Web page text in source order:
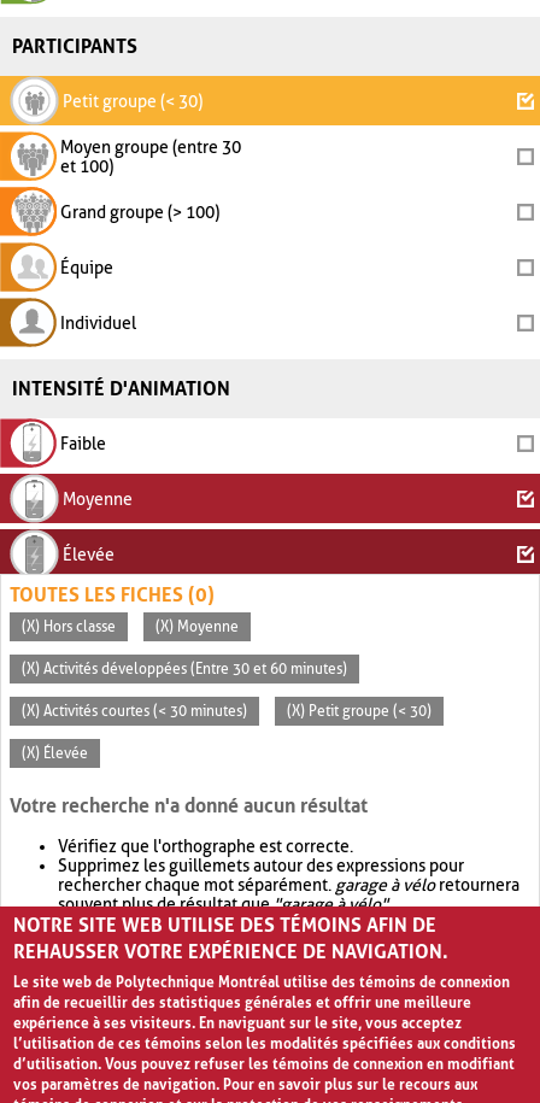
PARTICIPANTS
Petit groupe (< 30)
Moyen groupe (entre 30
et 100)
Grand groupe (> 100)
Équipe
Individuel
INTENSITÉ D'ANIMATION
Faible
Moyenne
Élevée
TOUTES LES FICHES (0)
(X) Hors classe (X) Moyenne
(X) Activités développées (Entre 30 et 60 minutes)
(X) Activités courtes (< 30 minutes) (X) Petit groupe (< 30)
(X) Élevée
Votre recherche n'a donné aucun résultat
Vérifiez que l'orthographe est correcte.
Supprimez les guillemets autour des expressions pour
rechercher chaque mot séparément. garage à véloretournera
souvent plus de résultat que"garage à vélo".
Envisagez d'élargir votre recherche avec OR.garage OR vélo
retournera souvent plus de résultat quegarage à vélo
NOTRE SITE WEB UTILISE DES TÉMOINS AFIN DE
REHAUSSER VOTRE EXPÉRIENCE DE NAVIGATION.
Le site web de Polytechnique Montréal utilise des témoins de connexion
afin de recueillir des statistiques générales et offrir une meilleure
expérience à ses visiteurs. En naviguant sur le site, vous acceptez
l’utilisation de ces témoins selon les modalités spécifiées aux conditions
d’utilisation. Vous pouvez refuser les témoins de connexion en modifiant
vos paramètres de navigation. Pour en savoir plus sur le recours aux